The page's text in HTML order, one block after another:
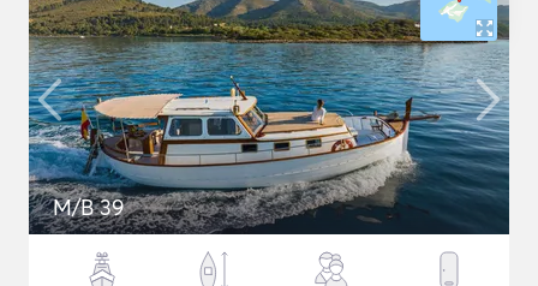
M/B 39